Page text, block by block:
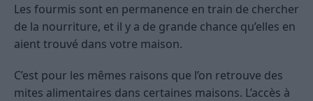
Les fourmis sont en permanence en train de chercher
de la nourriture, et il y a de grande chance qu’elles en
aient trouvé dans votre maison.
C’est pour les mêmes raisons que l’on retrouve des
mites alimentaires dans certaines maisons. L’accès à